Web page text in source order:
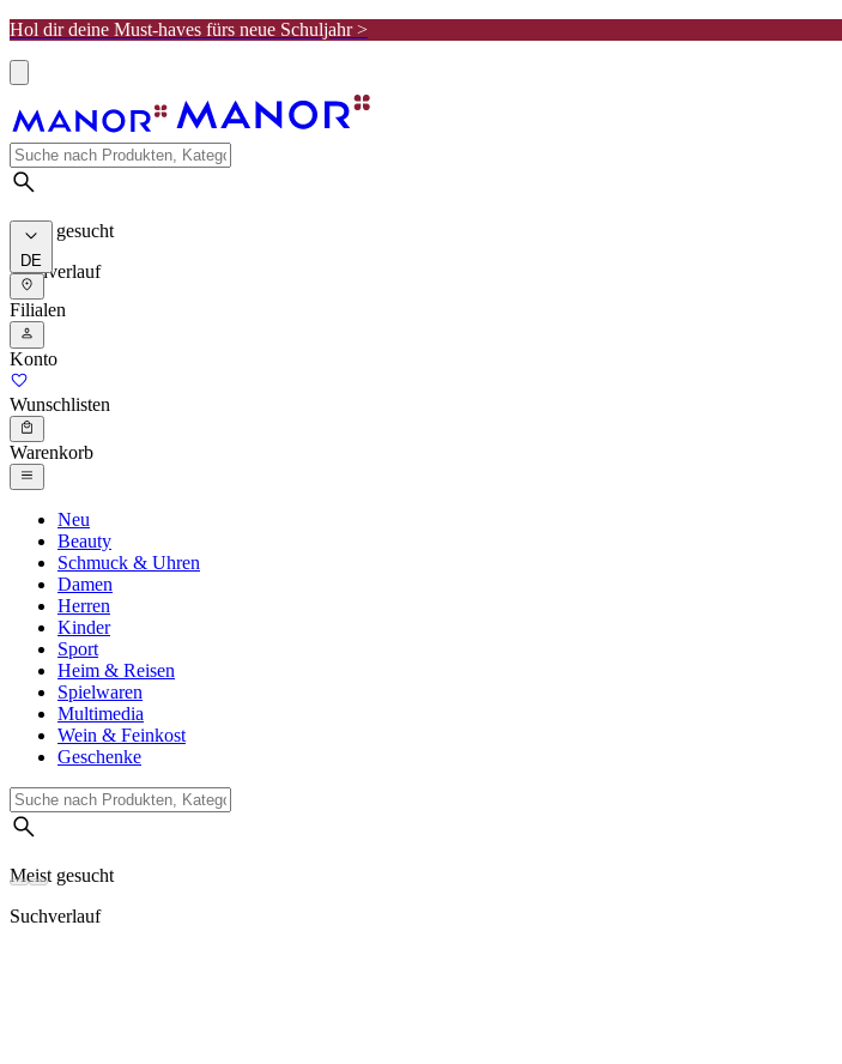
Hol dir deine Must-haves fürs neue Schuljahr >
Meist gesucht
Suchverlauf
DE
Filialen
Konto
Wunschlisten
Warenkorb
Neu
Beauty
Schmuck & Uhren
Damen
Herren
Kinder
Sport
Heim & Reisen
Spielwaren
Multimedia
Wein & Feinkost
Geschenke
Meist gesucht
Suchverlauf